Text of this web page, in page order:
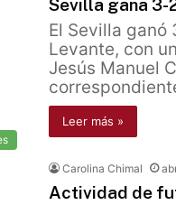
Sevilla gana 3-
El Sevilla ganó
Levante, con
Jesús Manuel
Leer más »
Carolina Chimal
Actividad de